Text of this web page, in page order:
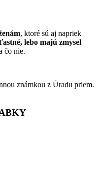
, ktoré sú aj napriek
lebo majú zmysel
čo nie.
známkou z Úradu priem.